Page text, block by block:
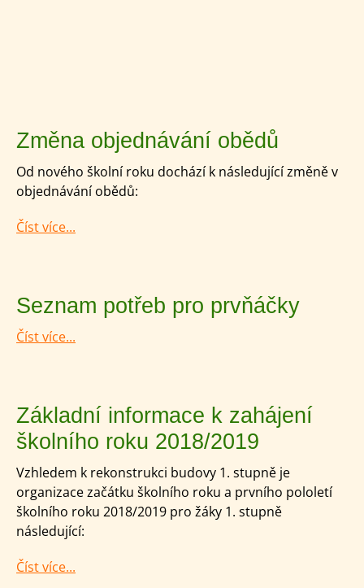
Změna objednávání obědů
Od nového školní roku dochází k následující změně v
objednávání obědů:
Číst více...
Seznam potřeb pro prvňáčky
Číst více...
Základní informace k zahájení
školního roku 2018/2019
Vzhledem k rekonstrukci budovy 1. stupně je
organizace začátku školního roku a prvního pololetí
školního roku 2018/2019 pro žáky 1. stupně
následující:
Číst více...